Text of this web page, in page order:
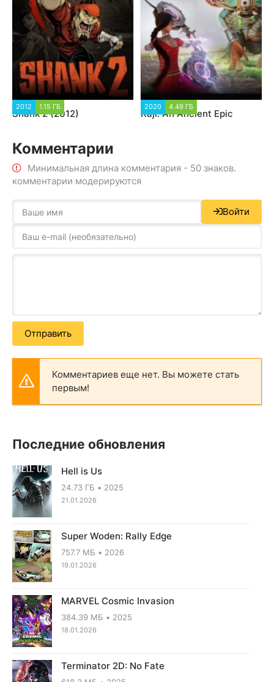
2012 1.15 ГБ
Shank 2 (2012)
2020 4.49 ГБ
Raji: An Ancient Epic
Комментарии
Минимальная длина комментария - 50 знаков.
комментарии модерируются
Войти
Отправить
Комментариев еще нет. Вы можете стать
первым!
Последние обновления
Hell is Us
24.73 ГБ 2025
21.01.2026
Super Woden: Rally Edge
757.7 МБ 2026
19.01.2026
MARVEL Cosmic Invasion
384.39 МБ 2025
18.01.2026
Terminator 2D: No Fate